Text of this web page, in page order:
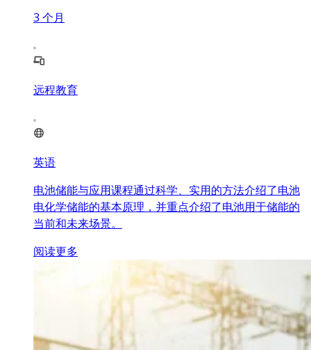
3 个月
远程教育
英语
电池储能与应用课程通过科学、实用的方法介绍了电池
电化学储能的基本原理，并重点介绍了电池用于储能的
当前和未来场景。
阅读更多